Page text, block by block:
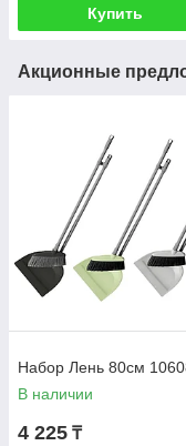
Купить
Акционные
Набор Лень 80см
В наличии
4 225 ₸